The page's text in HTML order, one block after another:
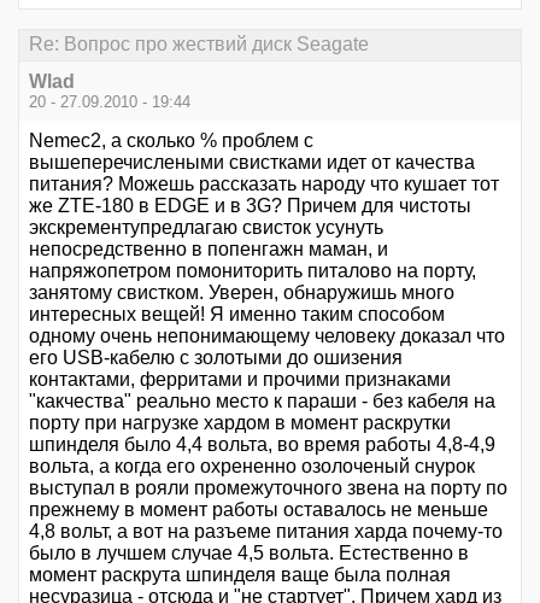
Re: Вопрос про жествий диск Seagate
Wlad
20 - 27.09.2010 - 19:44
Nemec2, а сколько % проблем с
вышеперечислеными свистками идет от качества
питания? Можешь рассказать народу что кушает тот
же ZTE-180 в EDGE и в 3G? Причем для чистоты
экскрементупредлагаю свисток усунуть
непосредственно в попенгажн маман, и
напряжопетром помониторить питалово на порту,
занятому свистком. Уверен, обнаружишь много
интересных вещей! Я именно таким способом
одному очень непонимающему человеку доказал что
его USB-кабелю с золотыми до ошизения
контактами, ферритами и прочими признаками
"какчества" реально место к параши - без кабеля на
порту при нагрузке хардом в момент раскрутки
шпинделя было 4,4 вольта, во время работы 4,8-4,9
вольта, а когда его охрененно озолоченый снурок
выступал в рояли промежуточного звена на порту по
прежнему в момент работы оставалось не меньше
4,8 вольт, а вот на разъеме питания харда почему-то
было в лучшем случае 4,5 вольта. Естественно в
момент раскрута шпинделя ваще была полная
несуразица - отсюда и "не стартует". Причем хард из